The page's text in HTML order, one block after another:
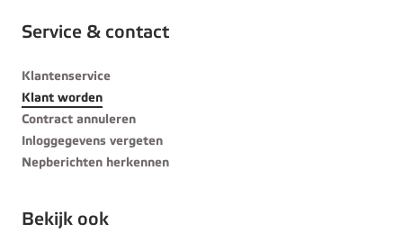
Service & contact
Klantenservice
Klant worden
Contract annuleren
Inloggegevens vergeten
Nepberichten herkennen
Bekijk ook